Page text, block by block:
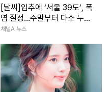
[날씨]입추에 ‘서울 39도’, 폭
염 절정…주말부터 다소 누그
러져
채널A 뉴스